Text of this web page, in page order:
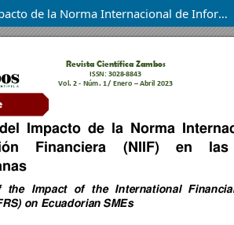
Análisis del Impacto de la Norma Internacional de Información Financiera (NIIF) en las PYMEs Ecuatorianas